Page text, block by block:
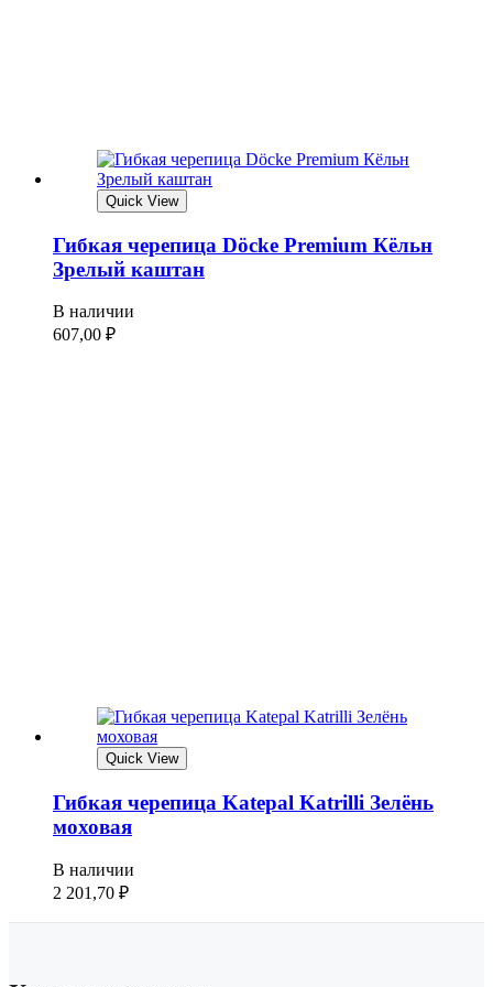
Quick View
Гибкая черепица Döcke Premium Кёльн
Зрелый каштан
В наличии
607,00 ₽
Quick View
Гибкая черепица Katepal Katrilli Зелёнь
моховая
В наличии
2 201,70 ₽